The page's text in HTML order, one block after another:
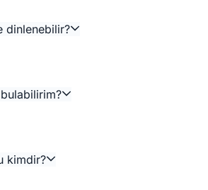
dinlenebilir?
bulabilirim?
kimdir?